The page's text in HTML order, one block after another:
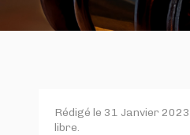
Rédigé le 31 Janvier 2023
libre.